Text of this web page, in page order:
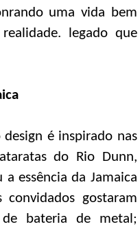
uma vida bem
legado que
é inspirado nas
do Rio Dunn,
essência da Jamaica
convidados gostaram
bateria de metal;